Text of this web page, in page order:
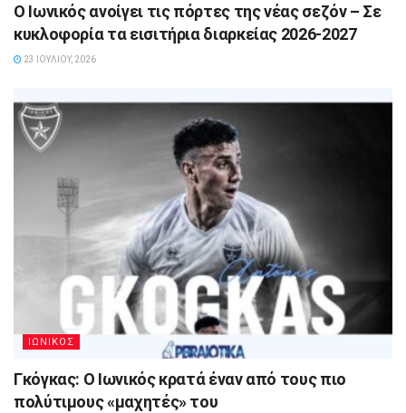
Ο Ιωνικός ανοίγει τις πόρτες της νέας σεζόν – Σε
κυκλοφορία τα εισιτήρια διαρκείας 2026-2027
23 ΙΟΥΛΊΟΥ, 2026
ΙΩΝΙΚΟΣ
Γκόγκας: Ο Ιωνικός κρατά έναν από τους πιο
πολύτιμους «μαχητές» του